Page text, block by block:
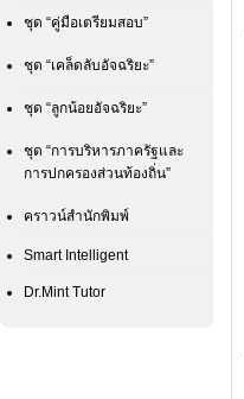
ชุด “คู่มือเตรียมสอบ”
ชุด “เคล็ดลับอัจฉริยะ”
ชุด “ลูกน้อยอัจฉริยะ”
ชุด “การบริหารภาครัฐและ
การปกครองส่วนท้องถิ่น”
คราวน์สำนักพิมพ์
Smart Intelligent
Dr.Mint Tutor